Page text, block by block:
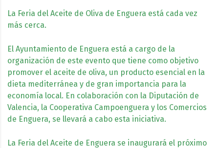
La Feria del Aceite de Oliva de Enguera está cada vez
más cerca.
El Ayuntamiento de Enguera está a cargo de la
organización de este evento que tiene como objetivo
promover el aceite de oliva, un producto esencial en la
dieta mediterránea y de gran importancia para la
economía local. En colaboración con la Diputación de
Valencia, la Cooperativa Campoenguera y los Comercios
de Enguera, se llevará a cabo esta iniciativa.
La Feria del Aceite de Enguera se inaugurará el próximo